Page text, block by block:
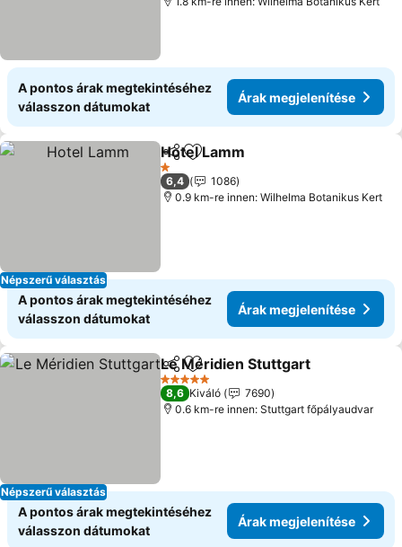
A pontos árak megtekintéséhez
válasszon dátumokat
Árak megjelenítése
Népszerű választás
Megosztás
Hozzáadás a kedvencekhez
Hotel Lamm
1 Kategória
6,4
1086
0.9 km-re innen: Wilhelma Botanikus Kert
A pontos árak megtekintéséhez
válasszon dátumokat
Árak megjelenítése
Népszerű választás
Megosztás
Hozzáadás a kedvencekhez
Le Méridien Stuttgart
5 Kategória
8,6 Kiváló
7690
0.6 km-re innen: Stuttgart főpályaudvar
A pontos árak megtekintéséhez
válasszon dátumokat
Árak megjelenítése